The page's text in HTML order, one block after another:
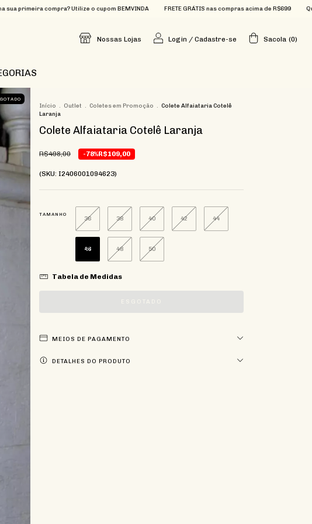
Utilize o cupom BEMVINDA FRETE GRÁTIS nas compras acima de R$699 Que tal 15% OFF
Nossas Lojas Login / Cadastre-se Sacola (0)
Início . Outlet . Coletes em Promoção . Colete Alfaiataria Cotelê
Laranja
Colete Alfaiataria Cotelê Laranja
R$498,00 -78%R$109,00
(SKU: I2406001094623)
TAMANHO
36 38 40 42 44
46 48 50
Tabela de Medidas
MEIOS DE PAGAMENTO
DETALHES DO PRODUTO